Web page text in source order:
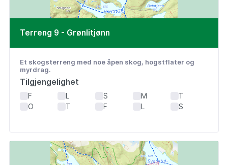
Terreng 9 - Grønlitjønn
Et skogsterreng med noe åpen skog, hogstflater og
myrdrag.
Tilgjengelighet
F L S M
T
O
T F L S